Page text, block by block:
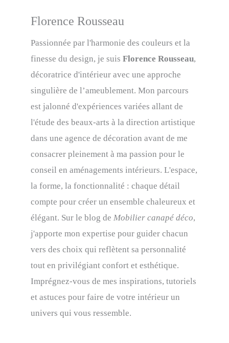
Florence Rousseau
Passionnée par l'harmonie des couleurs et la
finesse du design, je suis Florence Rousseau,
décoratrice d'intérieur avec une approche
singulière de l’ameublement. Mon parcours
est jalonné d'expériences variées allant de
l'étude des beaux-arts à la direction artistique
dans une agence de décoration avant de me
consacrer pleinement à ma passion pour le
conseil en aménagements intérieurs. L'espace,
la forme, la fonctionnalité : chaque détail
compte pour créer un ensemble chaleureux et
élégant. Sur le blog de Mobilier canapé déco,
j'apporte mon expertise pour guider chacun
vers des choix qui reflètent sa personnalité
tout en privilégiant confort et esthétique.
Imprégnez-vous de mes inspirations, tutoriels
et astuces pour faire de votre intérieur un
univers qui vous ressemble.